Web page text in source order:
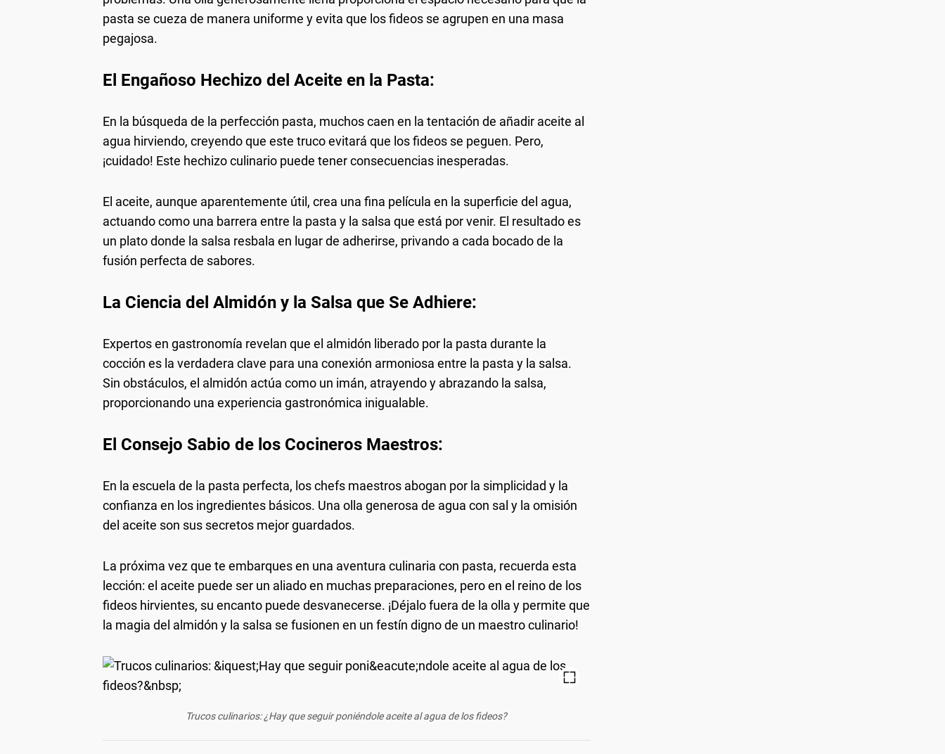
pasta se cueza de manera uniforme y evita que los fideos se agrupen en una masa
pegajosa.
El Engañoso Hechizo del Aceite en la Pasta:
En la búsqueda de la perfección pasta, muchos caen en la tentación de añadir aceite al
agua hirviendo, creyendo que este truco evitará que los fideos se peguen. Pero,
¡cuidado! Este hechizo culinario puede tener consecuencias inesperadas.
El aceite, aunque aparentemente útil, crea una fina película en la superficie del agua,
actuando como una barrera entre la pasta y la salsa que está por venir. El resultado es
un plato donde la salsa resbala en lugar de adherirse, privando a cada bocado de la
fusión perfecta de sabores.
La Ciencia del Almidón y la Salsa que Se Adhiere:
Expertos en gastronomía revelan que el almidón liberado por la pasta durante la
cocción es la verdadera clave para una conexión armoniosa entre la pasta y la salsa.
Sin obstáculos, el almidón actúa como un imán, atrayendo y abrazando la salsa,
proporcionando una experiencia gastronómica inigualable.
El Consejo Sabio de los Cocineros Maestros:
En la escuela de la pasta perfecta, los chefs maestros abogan por la simplicidad y la
confianza en los ingredientes básicos. Una olla generosa de agua con sal y la omisión
del aceite son sus secretos mejor guardados.
La próxima vez que te embarques en una aventura culinaria con pasta, recuerda esta
lección: el aceite puede ser un aliado en muchas preparaciones, pero en el reino de los
fideos hirvientes, su encanto puede desvanecerse. ¡Déjalo fuera de la olla y permite que
la magia del almidón y la salsa se fusionen en un festín digno de un maestro culinario!
Trucos culinarios: ¿Hay que seguir poniéndole aceite al agua de los fideos?